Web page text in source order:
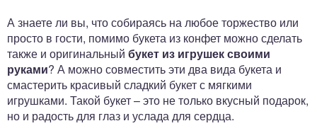
А знаете ли вы, что собираясь на любое торжество или
просто в гости, помимо букета из конфет можно сделать
также и оригинальный букет из игрушек своими
руками? А можно совместить эти два вида букета и
смастерить красивый сладкий букет с мягкими
игрушками. Такой букет – это не только вкусный подарок,
но и радость для глаз и услада для сердца.